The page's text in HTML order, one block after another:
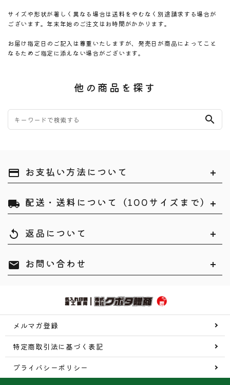
サイズや形状が著しく異なる場合は送料をやむなく別途請求する場合が
ございます。年末年始のご注文はお時間がかかります。
お届け指定日のご記入は尊重いたしますが、発売日が商品によってこと
なるためご指定に添えない場合がございます。
他の商品を探す
search
payment お支払い方法について
local_shipping 配送・送料について（100サイズまで）
replay 返品について
mail お問い合わせ
メルマガ登録
特定商取引法に基づく表記
プライバシーポリシー